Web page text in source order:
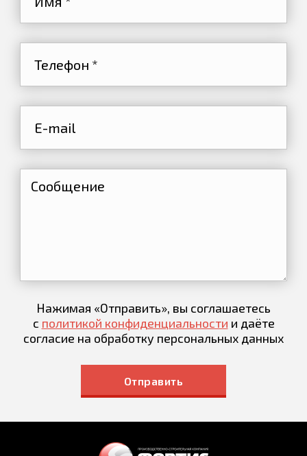
Нажимая «Отправить», вы соглашаетесь
с политикой конфиденциальности и даёте
согласие на обработку персональных данных
Отправить